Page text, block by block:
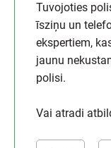
Tuvojoties
īsziņu un
ekspertiem,
jaunu
polisi.
Vai atradi